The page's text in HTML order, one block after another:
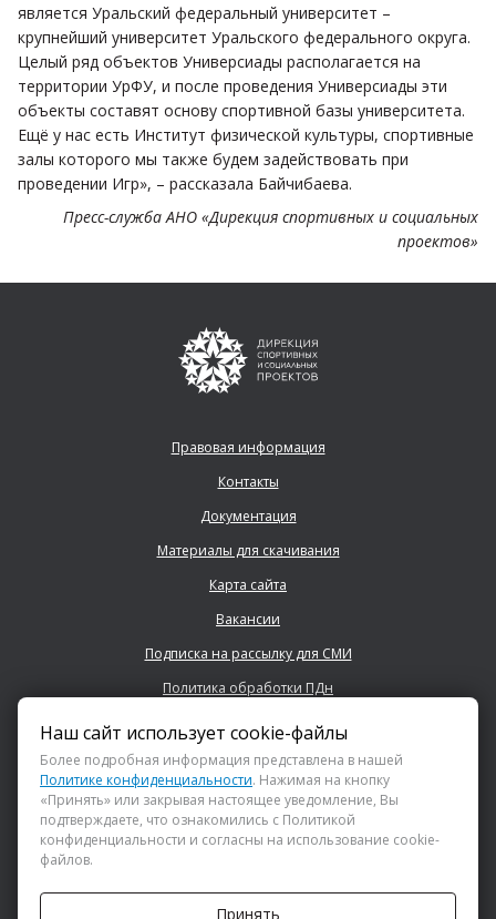
является Уральский федеральный университет –
крупнейший университет Уральского федерального округа.
Целый ряд объектов Универсиады располагается на
территории УрФУ, и после проведения Универсиады эти
объекты составят основу спортивной базы университета.
Ещё у нас есть Институт физической культуры, спортивные
залы которого мы также будем задействовать при
проведении Игр», – рассказала Байчибаева.
Пресс-служба АНО «Дирекция спортивных и социальных
проектов»
Правовая информация
Контакты
Документация
Материалы для скачивания
Карта сайта
Вакансии
Подписка на рассылку для СМИ
Политика обработки ПДн
+7 (843) 222 0700
info@dsspkazan.ru
Наш сайт использует cookie-файлы
Более подробная информация представлена в нашей
Политике конфиденциальности. Нажимая на кнопку
«Принять» или закрывая настоящее уведомление, Вы
подтверждаете, что ознакомились с Политикой
конфиденциальности и согласны на использование cookie-
файлов.
Принять